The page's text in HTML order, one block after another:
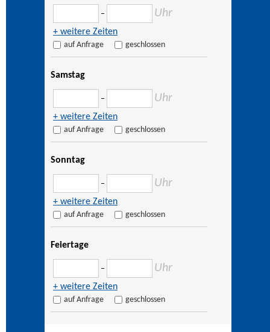
– Uhr
+ weitere Zeiten
auf Anfrage geschlossen
Samstag
– Uhr
+ weitere Zeiten
auf Anfrage geschlossen
Sonntag
– Uhr
+ weitere Zeiten
auf Anfrage geschlossen
Feiertage
– Uhr
+ weitere Zeiten
auf Anfrage geschlossen